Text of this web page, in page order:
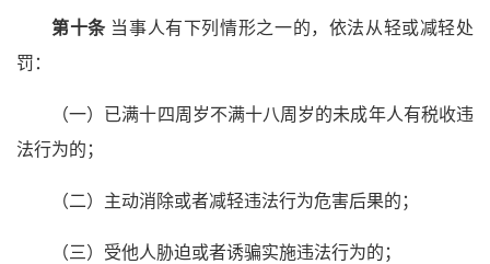
第十条 当事人有下列情形之一的，依法从轻或减轻处
罚：
（一）已满十四周岁不满十八周岁的未成年人有税收违
法行为的；
（二）主动消除或者减轻违法行为危害后果的；
（三）受他人胁迫或者诱骗实施违法行为的；